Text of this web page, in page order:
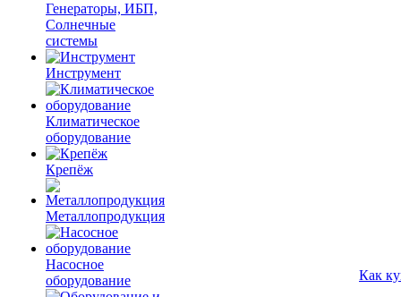
Генераторы, ИБП,
Солнечные
системы
Инструмент
Климатическое
оборудование
Крепёж
Металлопродукция
Насосное
оборудование
Как